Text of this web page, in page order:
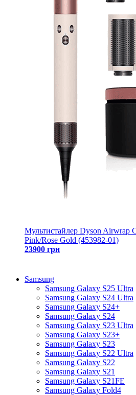
Мультистайлер Dyson Airwrap
Pink/Rose Gold (453982-01)
23900 грн
Samsung
Samsung Galaxy S25 Ultra
Samsung Galaxy S24 Ultra
Samsung Galaxy S24+
Samsung Galaxy S24
Samsung Galaxy S23 Ultra
Samsung Galaxy S23+
Samsung Galaxy S23
Samsung Galaxy S22 Ultra
Samsung Galaxy S22
Samsung Galaxy S21
Samsung Galaxy S21FE
Samsung Galaxy Fold4